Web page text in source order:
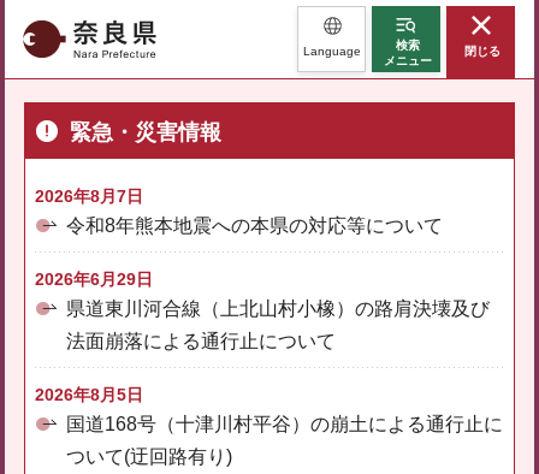
奈良県 Language
検索
メニュー
閉じる
緊急・災害情報
2026年8月7日
令和8年熊本地震への本県の対応等について
2026年6月29日
県道東川河合線（上北山村小橡）の路肩決壊及び
法面崩落による通行止について
2026年8月5日
国道168号（十津川村平谷）の崩土による通行止に
ついて(迂回路有り)